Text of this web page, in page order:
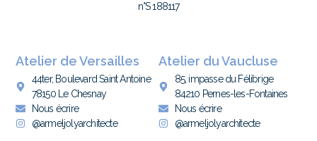
n°S 188117
Atelier de Versailles
44ter, Boulevard Saint Antoine
78150 Le Chesnay
Nous écrire
@armeljolyarchitecte
Atelier du Vaucluse
85, impasse du Félibrige
84210 Pernes-les-Fontaines
Nous écrire
@armeljolyarchitecte